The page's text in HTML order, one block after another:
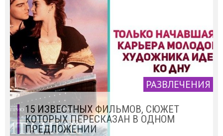
РАЗВЛЕЧЕНИЯ
15 ИЗВЕСТНЫХ ФИЛЬМОВ, СЮЖЕТ
КОТОРЫХ ПЕРЕСКАЗАН В ОДНОМ
ПРЕДЛОЖЕНИИ